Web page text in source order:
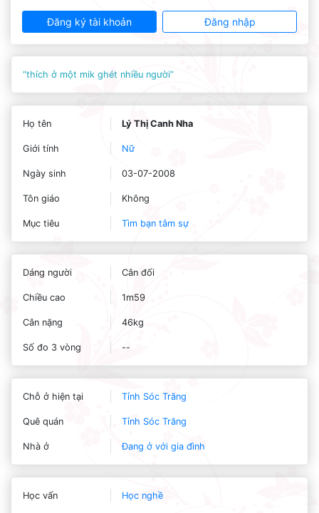
Đăng ký tài khoản Đăng nhập
“thích ở một mik ghét nhiều người”
Họ tên Lý Thị Canh Nha
Giới tính Nữ
Ngày sinh 03-07-2008
Tôn giáo Không
Mục tiêu Tìm bạn tâm sự
Dáng người Cân đối
Chiều cao 1m59
Cân nặng 46kg
Số đo 3 vòng --
Chỗ ở hiện tại Tỉnh Sóc Trăng
Quê quán Tỉnh Sóc Trăng
Nhà ở Đang ở với gia đình
Học vấn Học nghề